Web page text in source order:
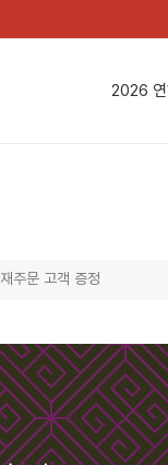
2026
재주문 고객 증정